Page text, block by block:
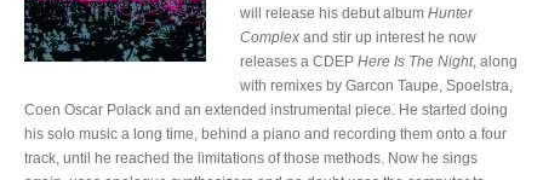
will release his debut album Hunter
Complexand stir up interest he now
releases a CDEP Here Is The Night, along
with remixes by Garcon Taupe, Spoelstra,
Coen Oscar Polack and an extended instrumental piece. He started doing
his solo music a long time, behind a piano and recording them onto a four
track, until he reached the limitations of those methods. Now he sings